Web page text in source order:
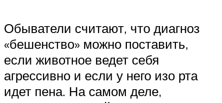
Обыватели считают, что диагноз
«бешенство» можно поставить,
если животное ведет себя
агрессивно и если у него изо рта
идет пена. На самом деле,